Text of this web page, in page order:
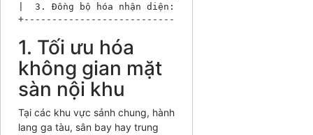
|  3. Đồng bộ hóa nhận diện: Tạo điểm nhấn kiến
1. Tối ưu hóa
không gian mặt
sàn nội khu
Tại các khu vực sảnh chung, hành
lang ga tàu, sân bay hay trung